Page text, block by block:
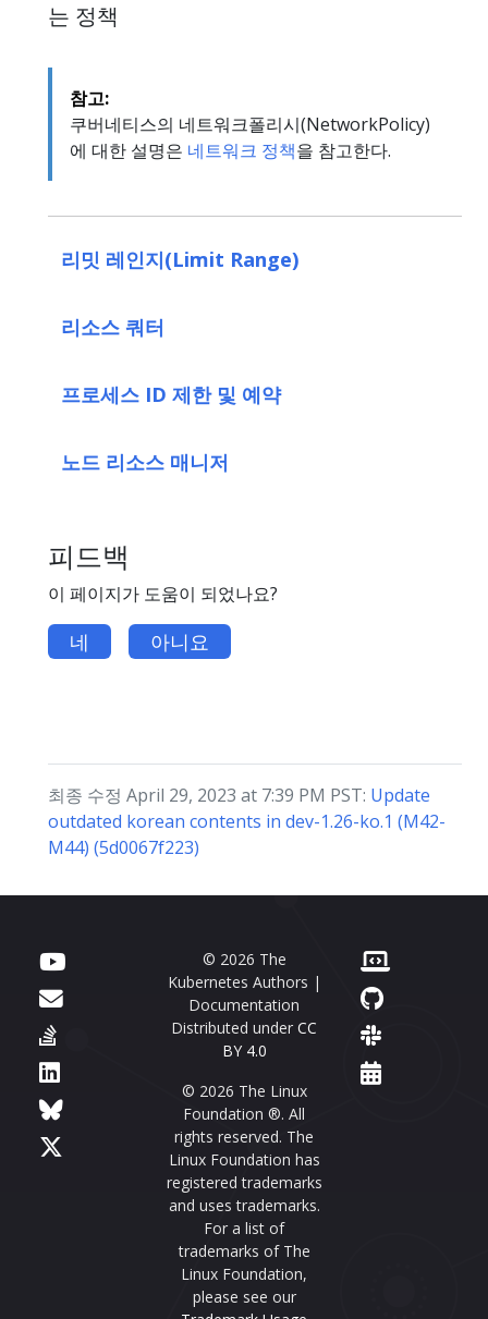
는 정책
참고:
쿠버네티스의 네트워크폴리시(NetworkPolicy)
에 대한 설명은 네트워크 정책을 참고한다.
리밋 레인지(Limit Range)
리소스 쿼터
프로세스 ID 제한 및 예약
노드 리소스 매니저
피드백
이 페이지가 도움이 되었나요?
네 아니요
최종 수정 April 29, 2023 at 7:39 PM PST: Update
outdated korean contents in dev-1.26-ko.1 (M42-
M44) (5d0067f223)
© 2026 The
Kubernetes Authors |
Documentation
Distributed under CC
BY 4.0
© 2026 The Linux
Foundation ®. All
rights reserved. The
Linux Foundation has
registered trademarks
and uses trademarks.
For a list of
trademarks of The
Linux Foundation,
please see our